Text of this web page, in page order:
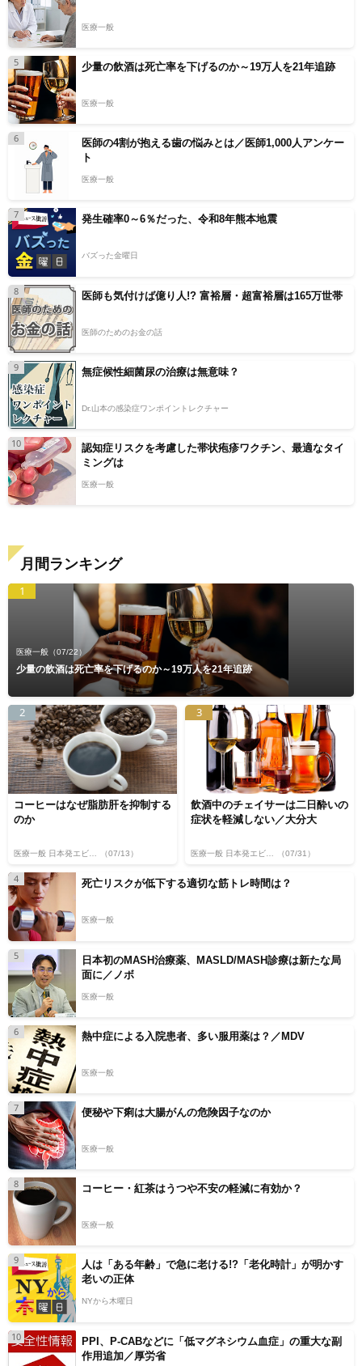
医療一般
5 少量の飲酒は死亡率を下げるのか～19万人を21年追跡
医療一般
6
医師の4割が抱える歯の悩みとは／医師1,000人アンケー
ト
医療一般
7 発生確率0～6％だった、令和8年熊本地震
バズった金曜日
8 医師も気付けば億り人!? 富裕層・超富裕層は165万世帯
医師のためのお金の話
9 無症候性細菌尿の治療は無意味？
Dr.山本の感染症ワンポイントレクチャー
10
認知症リスクを考慮した帯状疱疹ワクチン、最適なタイ
ミングは
医療一般
月間ランキング
1
医療一般 （07/22）
少量の飲酒は死亡率を下げるのか～19万人を21年追跡
2
コーヒーはなぜ脂肪肝を抑制する
のか
医療一般 日本発エビデンス （07/13）
3
飲酒中のチェイサーは二日酔いの
症状を軽減しない／大分大
医療一般 日本発エビデンス （07/31）
4 死亡リスクが低下する適切な筋トレ時間は？
医療一般
5
日本初のMASH治療薬、MASLD/MASH診療は新たな局
面に／ノボ
医療一般
6 熱中症による入院患者、多い服用薬は？／MDV
医療一般
7 便秘や下痢は大腸がんの危険因子なのか
医療一般
8 コーヒー・紅茶はうつや不安の軽減に有効か？
医療一般
9
人は「ある年齢」で急に老ける!?「老化時計」が明かす
老いの正体
NYから木曜日
10
PPI、P-CABなどに「低マグネシウム血症」の重大な副
作用追加／厚労省